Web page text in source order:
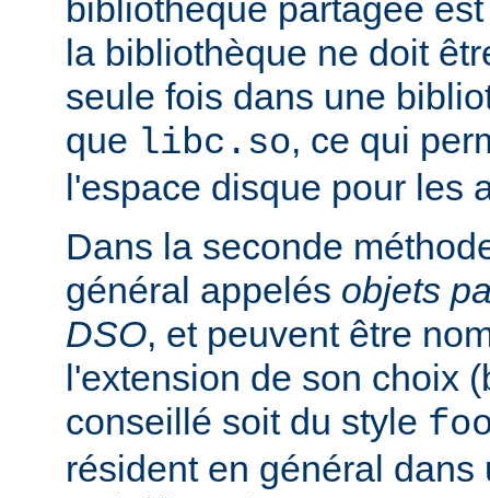
bibliothèque partagée
la bibliothèque ne doit
seule fois dans une
que libc.so, ce qui
l'espace disque pour les
Dans la seconde
général appelés objets
DSO, et peuvent être
l'extension de son choix
conseillé soit du style
résident en général dans